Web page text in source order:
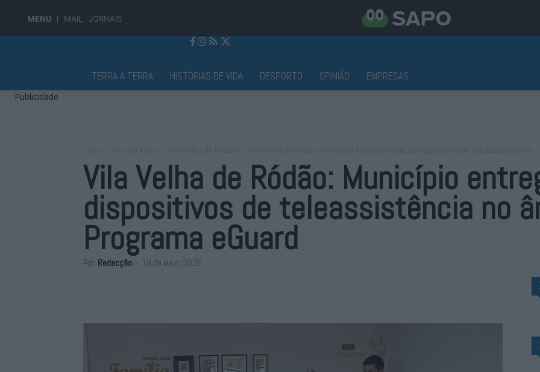
MENU MAIL JORNAIS
TERRA A TERRA HISTÓRIAS DE VIDA DESPORTO OPINIÃO EMPRESAS
Publicidade
Vila Velha de Ródão: Município
dispositivos de teleassistência no
Programa eGuard
Por Redacção - 19 de Maio, 2026